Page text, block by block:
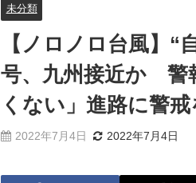
未分類
【ノロノロ台風】“
号、九州接近か 警
くない」進路に警戒
2022年7月4日 2022年7月4日